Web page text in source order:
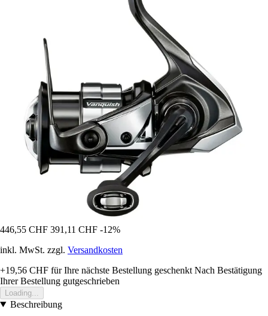
446,55 CHF 391,11 CHF -12%
inkl. MwSt. zzgl. Versandkosten
+19,56 CHF für Ihre nächste Bestellung geschenkt Nach Bestätigung
Ihrer Bestellung gutgeschrieben
Loading...
Beschreibung